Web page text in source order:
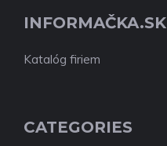
INFORMAČKA.SK
Katalóg firiem
CATEGORIES